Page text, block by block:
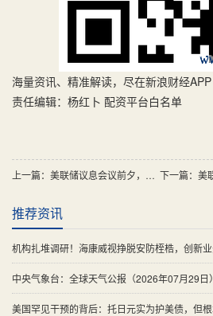
海量资讯、精准解读，尽在新浪财经APP
责任编辑：杨红卜 配资平台白名单
上一篇： 美联储议息会议前夕，金价小幅走高 下一篇：
推荐资讯
机构扎堆调研！海康威视挣脱安防桎梏，创新
中央气象台：全球天气公报（2026年07月29日）
美国罕见干预的背后：托日元实为护美债，但